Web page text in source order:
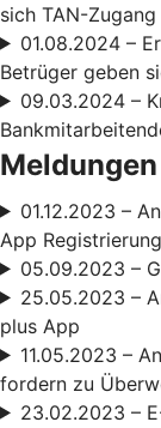
sich TAN-
01.08.2024 –
Betrüger geben
09.03.2024 –
01.12.2023 –
App Registrierung
05.09.2023 –
25.05.2023 –
plus App
11.05.2023 –
fordern zu
23.02.2023 –